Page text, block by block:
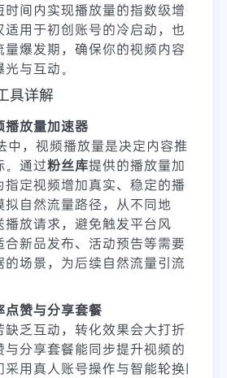
间内实现播放量的指数级增
用于初创账号的冷启动，也
爆发期，确保你的视频内容
与互动。
具详解
播放量加速器
，视频播放量是决定内容推
。通过粉丝库提供的播放量加
指定视频增加真实、稳定的播
拟自然流量路径，从不同地
播放请求，避免触发平台风
新品发布、活动预告等需要
场景，为后续自然流量引流
点赞与分享套餐
缺乏互动，转化效果会大打折
与分享套餐能同步提升视频的
用真人账号操作与智能轮换I